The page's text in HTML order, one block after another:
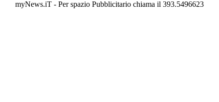
myNews.iT - Per spazio Pubblicitario chiama il 393.5496623